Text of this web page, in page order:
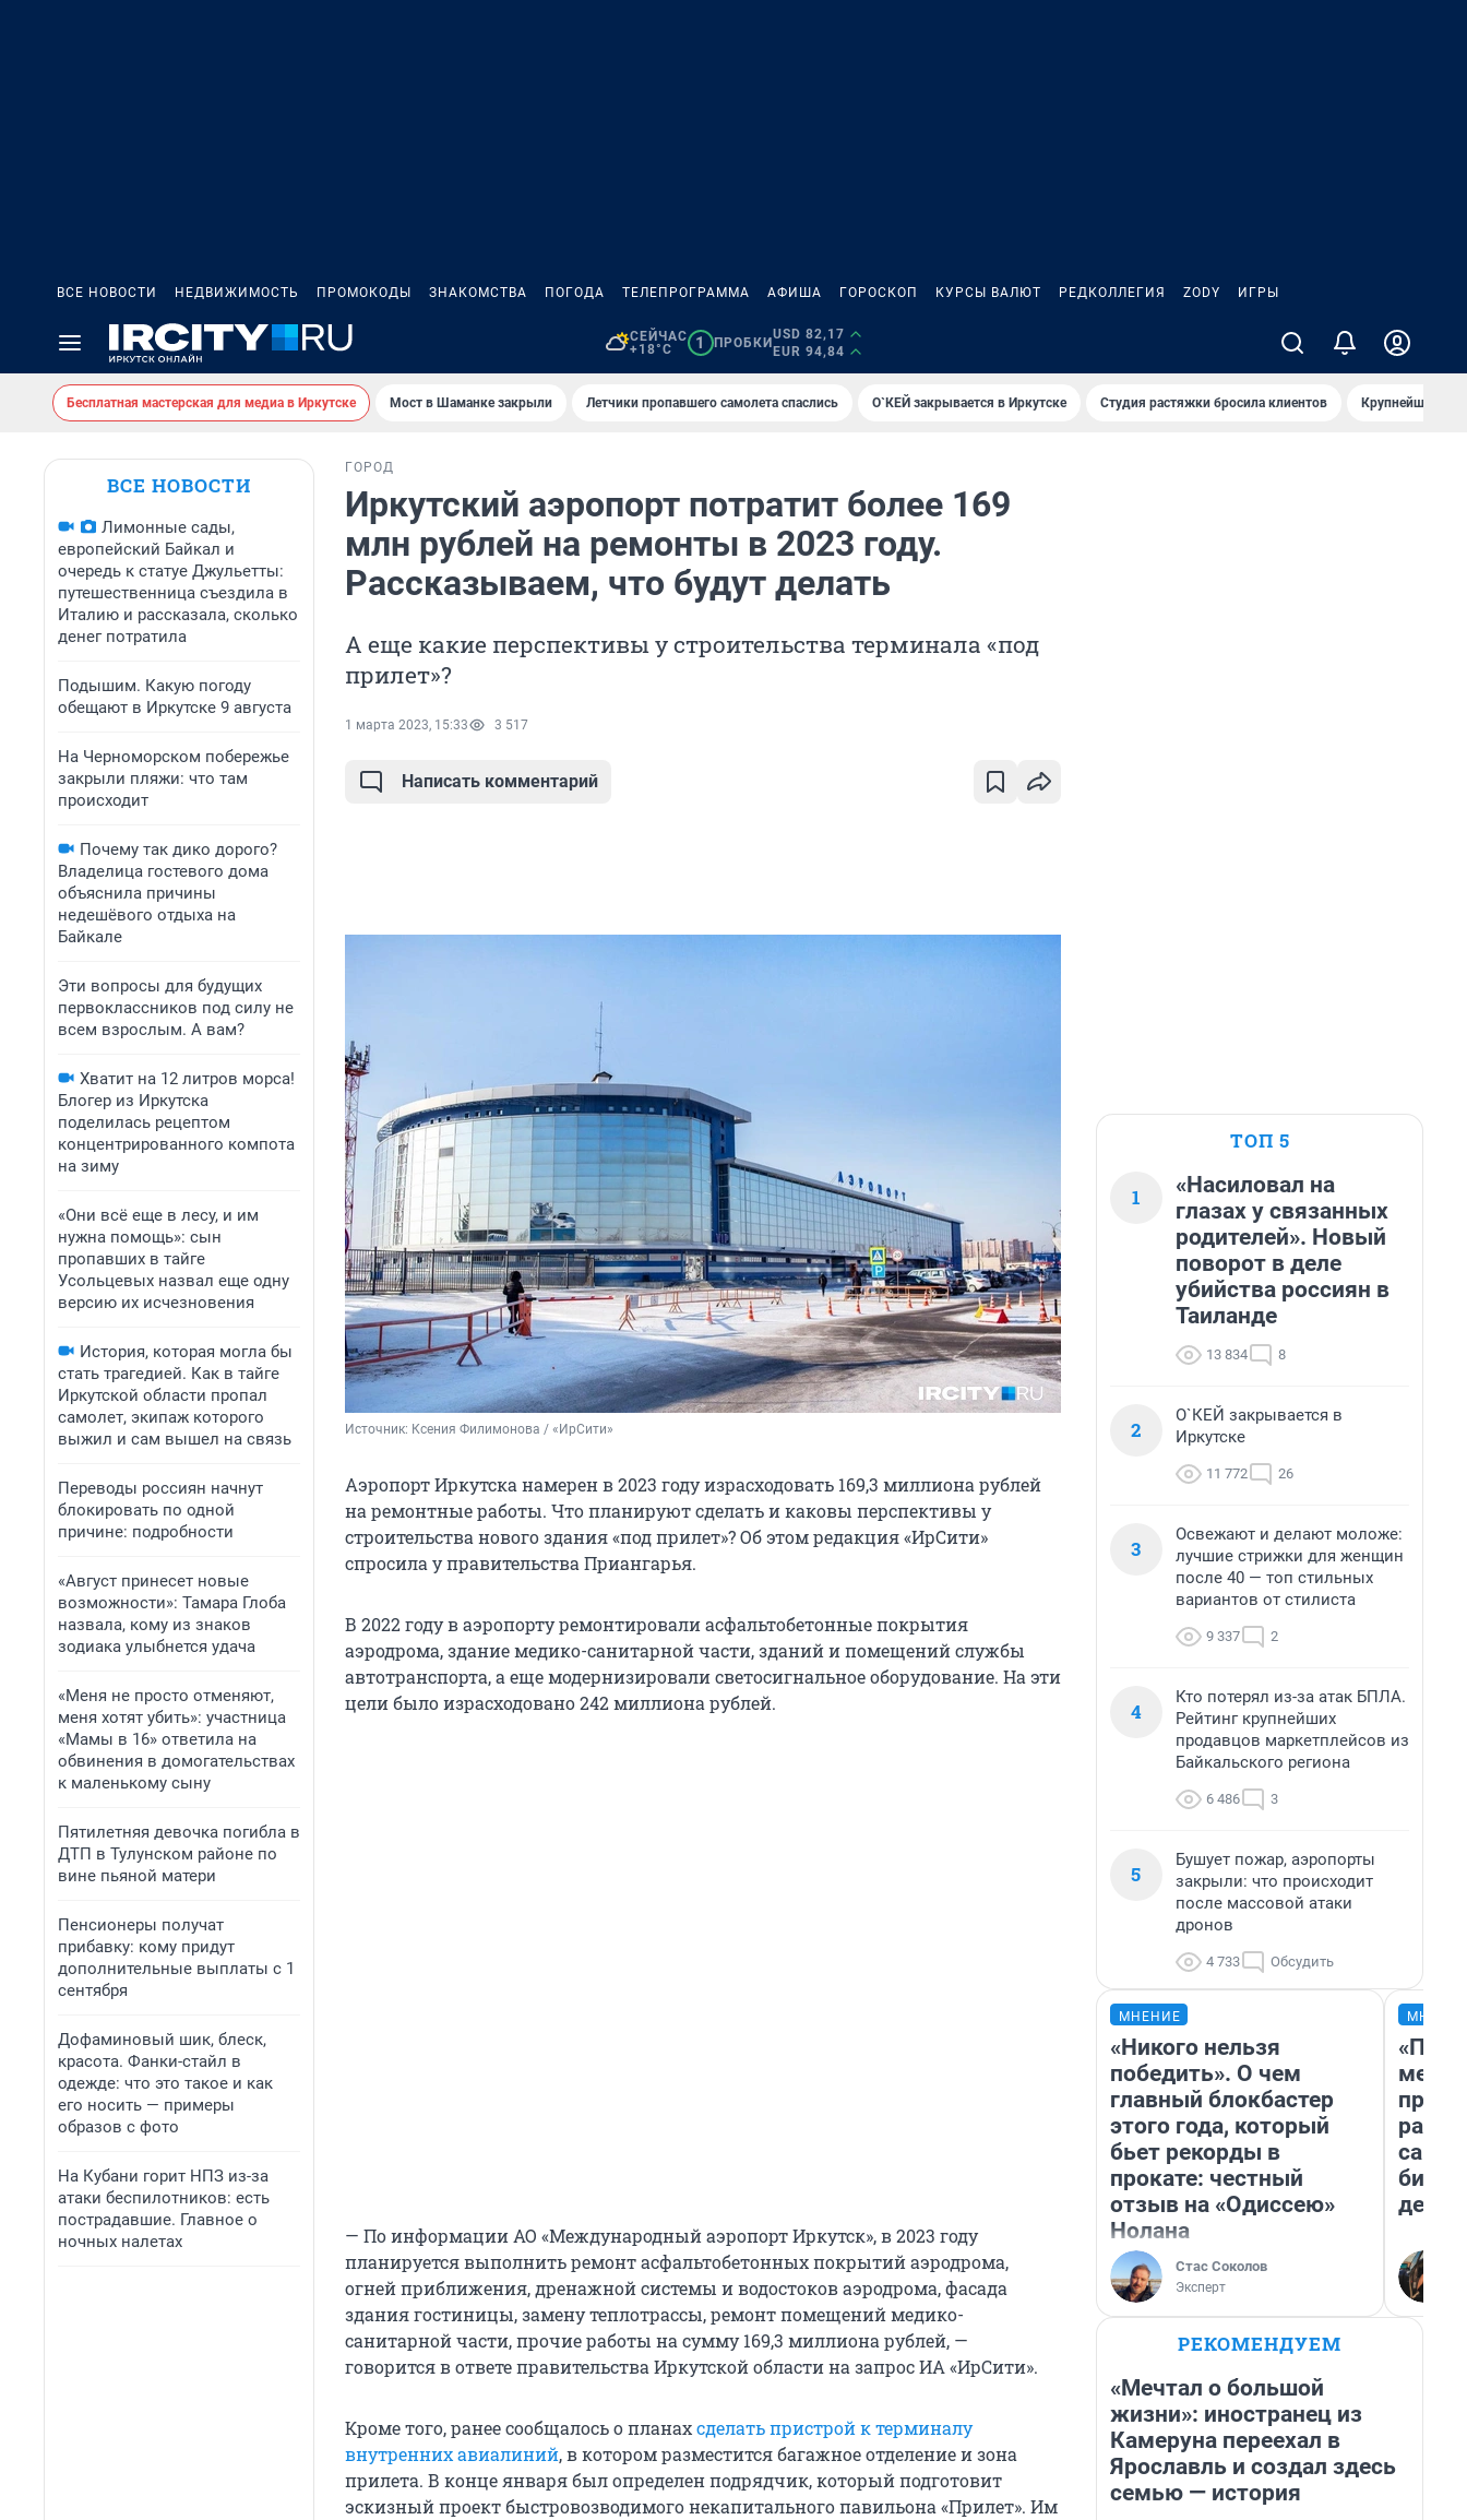
ВСЕ НОВОСТИ НЕДВИЖИМОСТЬ ПРОМОКОДЫ ЗНАКОМСТВА ПОГОДА ТЕЛЕПРОГРАММА АФИША ГОРОСКОП КУРСЫ ВАЛЮТ РЕДКОЛЛЕГИЯ ZODY ИГРЫ
СЕЙЧАС
+18°C
1 ПРОБКИ
USD 82,17
EUR 94,84
Бесплатная мастерская для медиа в Иркутске Мост в Шаманке закрыли Летчики пропавшего самолета спаслись О`КЕЙ закрывается в Иркутске Студия растяжки бросила клиентов Крупнейшие
ВСЕ НОВОСТИ
Лимонные сады,
европейский Байкал и
очередь к статуе Джульетты:
путешественница съездила в
Италию и рассказала, сколько
денег потратила
Подышим. Какую погоду
обещают в Иркутске 9 августа
На Черноморском побережье
закрыли пляжи: что там
происходит
Почему так дико дорого?
Владелица гостевого дома
объяснила причины
недешёвого отдыха на
Байкале
Эти вопросы для будущих
первоклассников под силу не
всем взрослым. А вам?
Хватит на 12 литров морса!
Блогер из Иркутска
поделилась рецептом
концентрированного компота
на зиму
«Они всё еще в лесу, и им
нужна помощь»: сын
пропавших в тайге
Усольцевых назвал еще одну
версию их исчезновения
История, которая могла бы
стать трагедией. Как в тайге
Иркутской области пропал
самолет, экипаж которого
выжил и сам вышел на связь
Переводы россиян начнут
блокировать по одной
причине: подробности
«Август принесет новые
возможности»: Тамара Глоба
назвала, кому из знаков
зодиака улыбнется удача
«Меня не просто отменяют,
меня хотят убить»: участница
«Мамы в 16» ответила на
обвинения в домогательствах
к маленькому сыну
Пятилетняя девочка погибла в
ДТП в Тулунском районе по
вине пьяной матери
Пенсионеры получат
прибавку: кому придут
дополнительные выплаты с 1
сентября
Дофаминовый шик, блеск,
красота. Фанки-стайл в
одежде: что это такое и как
его носить — примеры
образов с фото
На Кубани горит НПЗ из-за
атаки беспилотников: есть
пострадавшие. Главное о
ночных налетах
ГОРОД
Иркутский аэропорт потратит более 169
млн рублей на ремонты в 2023 году.
Рассказываем, что будут делать
А еще какие перспективы у строительства терминала «под
прилет»?
1 марта 2023, 15:33 3 517
Написать комментарий
Источник: Ксения Филимонова / «ИрСити»
Аэропорт Иркутска намерен в 2023 году израсходовать 169,3 миллиона рублей
на ремонтные работы. Что планируют сделать и каковы перспективы у
строительства нового здания «под прилет»? Об этом редакция «ИрСити»
спросила у правительства Приангарья.
В 2022 году в аэропорту ремонтировали асфальтобетонные покрытия
аэродрома, здание медико-санитарной части, зданий и помещений службы
автотранспорта, а еще модернизировали светосигнальное оборудование. На эти
цели было израсходовано 242 миллиона рублей.
— По информации АО «Международный аэропорт Иркутск», в 2023 году
планируется выполнить ремонт асфальтобетонных покрытий аэродрома,
огней приближения, дренажной системы и водостоков аэродрома, фасада
здания гостиницы, замену теплотрассы, ремонт помещений медико-
санитарной части, прочие работы на сумму 169,3 миллиона рублей, —
говорится в ответе правительства Иркутской области на запрос ИА «ИрСити».
Кроме того, ранее сообщалось о планахсделать пристрой к терминалу
внутренних авиалиний, в котором разместится багажное отделение и зона
прилета. В конце января был определен подрядчик, который подготовит
эскизный проект быстровозводимого некапитального павильона «Прилет». Им
ТОП 5
1
«Насиловал на
глазах у связанных
родителей». Новый
поворот в деле
убийства россиян в
Таиланде
13 834 8
2
О`КЕЙ закрывается в
Иркутске
11 772 26
3
Освежают и делают моложе:
лучшие стрижки для женщин
после 40 — топ стильных
вариантов от стилиста
9 337 2
4
Кто потерял из-за атак БПЛА.
Рейтинг крупнейших
продавцов маркетплейсов из
Байкальского региона
6 486 3
5
Бушует пожар, аэропорты
закрыли: что происходит
после массовой атаки
дронов
4 733 Обсудить
МНЕНИЕ
«Никого нельзя
победить». О чем
главный блокбастер
этого года, который
бьет рекорды в
прокате: честный
отзыв на «Одиссею»
Нолана
Стас Соколов
Эксперт
РЕКОМЕНДУЕМ
«Мечтал о большой
жизни»: иностранец из
Камеруна переехал в
Ярославль и создал здесь
семью — история